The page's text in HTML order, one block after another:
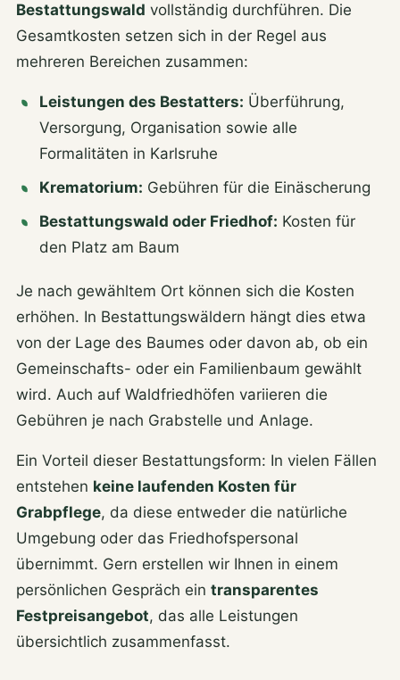
Bestattungswald vollständig durchführen. Die
Gesamtkosten setzen sich in der Regel aus
mehreren Bereichen zusammen:
Leistungen des Bestatters: Überführung,
Versorgung, Organisation sowie alle
Formalitäten in Karlsruhe
Krematorium: Gebühren für die Einäscherung
Bestattungswald oder Friedhof: Kosten für
den Platz am Baum
Je nach gewähltem Ort können sich die Kosten
erhöhen. In Bestattungswäldern hängt dies etwa
von der Lage des Baumes oder davon ab, ob ein
Gemeinschafts- oder ein Familienbaum gewählt
wird. Auch auf Waldfriedhöfen variieren die
Gebühren je nach Grabstelle und Anlage.
Ein Vorteil dieser Bestattungsform: In vielen Fällen
entstehen keine laufenden Kosten für
Grabpflege, da diese entweder die natürliche
Umgebung oder das Friedhofspersonal
übernimmt. Gern erstellen wir Ihnen in einem
persönlichen Gespräch ein transparentes
Festpreisangebot, das alle Leistungen
übersichtlich zusammenfasst.